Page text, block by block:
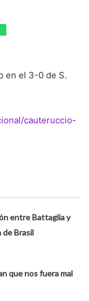
en el 3-0 de S.
cauteruccio-
entre Battaglia y
de Brasil
que nos fuera mal